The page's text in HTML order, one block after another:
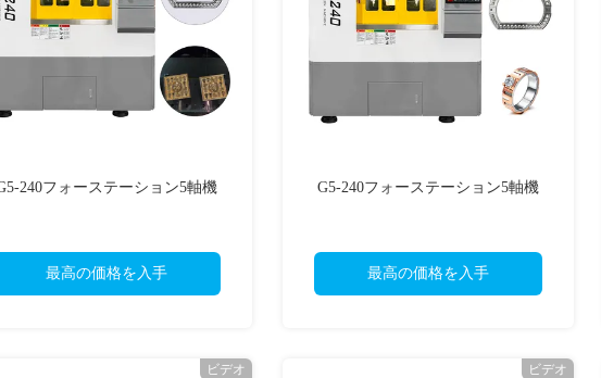
240フォーステーション5軸機
最高の価格を入手
G5-240フォーステーション5軸機
最高の価格を入手
ビデオ ビデオ